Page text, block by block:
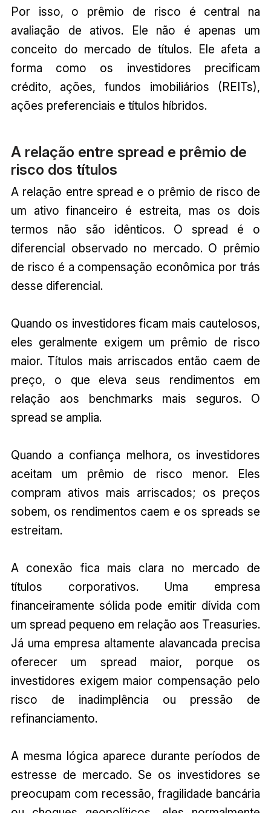
Por isso, o prêmio de risco é central na
avaliação de ativos. Ele não é apenas um
conceito do mercado de títulos. Ele afeta a
forma como os investidores precificam
crédito, ações, fundos imobiliários (REITs),
ações preferenciais e títulos híbridos.
A relação entre spread e prêmio de
risco dos títulos
A relação entre spread e o prêmio de risco de
um ativo financeiro é estreita, mas os dois
termos não são idênticos. O spread é o
diferencial observado no mercado. O prêmio
de risco é a compensação econômica por trás
desse diferencial.
Quando os investidores ficam mais cautelosos,
eles geralmente exigem um prêmio de risco
maior. Títulos mais arriscados então caem de
preço, o que eleva seus rendimentos em
relação aos benchmarks mais seguros. O
spread se amplia.
Quando a confiança melhora, os investidores
aceitam um prêmio de risco menor. Eles
compram ativos mais arriscados; os preços
sobem, os rendimentos caem e os spreads se
estreitam.
A conexão fica mais clara no mercado de
títulos corporativos. Uma empresa
financeiramente sólida pode emitir dívida com
um spread pequeno em relação aos Treasuries.
Já uma empresa altamente alavancada precisa
oferecer um spread maior, porque os
investidores exigem maior compensação pelo
risco de inadimplência ou pressão de
refinanciamento.
A mesma lógica aparece durante períodos de
estresse de mercado. Se os investidores se
preocupam com recessão, fragilidade bancária